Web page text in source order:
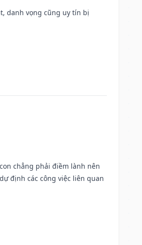
danh vọng cũng uy tín bị
chẳng phải điềm lành nên
định các công việc liên quan